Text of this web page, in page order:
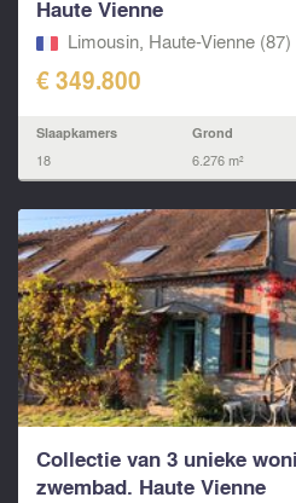
Haute Vienne
Limousin, Haute-Vienne (87)
€ 349.800
Slaapkamers
18
Grond
6.276 m²
Collectie van 3 unieke
zwembad. Haute Vienne